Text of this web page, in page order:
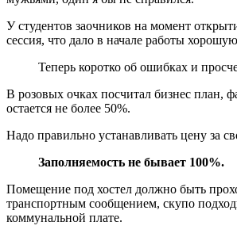
У студентов заочников на момент
сессия, что дало в начале работы
Теперь коротко об ошибках и
В розовых очках посчитал бизнес план,
остается не более 50%.
Надо правильно устанавливать цену за
Заполняемость не бывает 100%.
Помещение под хостел должно быть
транспортным сообщением, скупо
коммунальной плате.